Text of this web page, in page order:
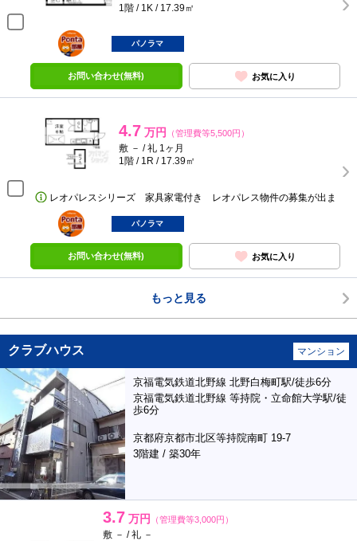
1階 / 1K / 17.39㎡
ポンタ
部屋
パノラマ
お問い合わせ(無料) お気に入り
4.7 万円 （管理費等5,500円）
敷 － / 礼 1ヶ月
1階 / 1R / 17.39㎡
レオパレスシリーズ 家具家電付き レオパレス物件の募集が出ま
ポンタ
部屋
パノラマ
お問い合わせ(無料) お気に入り
もっと見る
クラブハウス マンション
京福電気鉄道北野線 北野白梅町駅/徒歩6分
京福電気鉄道北野線 等持院・立命館大学駅/徒
歩6分
京都府京都市北区等持院南町 19-7
3階建 / 築30年
3.7 万円 （管理費等3,000円）
敷 － / 礼 －